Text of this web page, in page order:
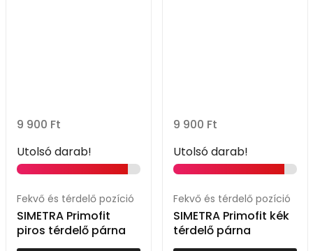
9 900 Ft
Utolsó darab!
Fekvő és térdelő pozíció
SIMETRA Primofit
piros térdelő párna
9 900 Ft
Utolsó darab!
Fekvő és térdelő pozíció
SIMETRA Primofit kék
térdelő párna